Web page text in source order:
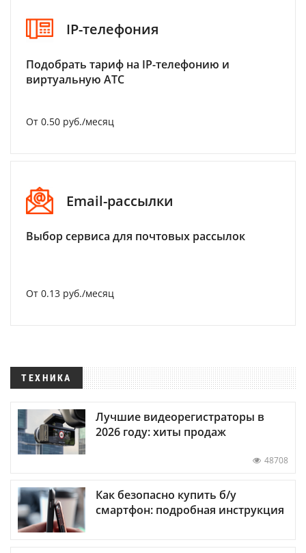
IP-телефония
Подобрать тариф на IP-телефонию и
виртуальную АТС
От 0.50 руб./месяц
Email-рассылки
Выбор сервиса для почтовых рассылок
От 0.13 руб./месяц
ТЕХНИКА
Лучшие видеорегистраторы в
2026 году: хиты продаж
48708
Как безопасно купить б/у
смартфон: подробная инструкция